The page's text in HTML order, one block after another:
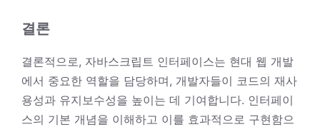
결론
결론적으로, 자바스크립트 인터페이스는 현대 웹 개발
에서 중요한 역할을 담당하며, 개발자들이 코드의 재사
용성과 유지보수성을 높이는 데 기여합니다. 인터페이
스의 기본 개념을 이해하고 이를 효과적으로 구현함으